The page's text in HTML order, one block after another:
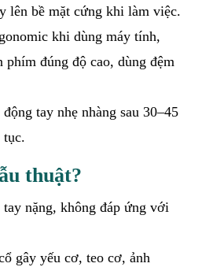
lên bề mặt cứng khi làm việc.
khi dùng máy tính,
phím đúng độ cao, dùng đệm
tay nhẹ nhàng sau 30–45
tục.
thuật?
nặng, không đáp ứng với
gây yếu cơ, teo cơ, ảnh